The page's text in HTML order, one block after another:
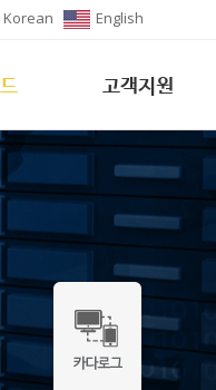
Korean English
고객지원